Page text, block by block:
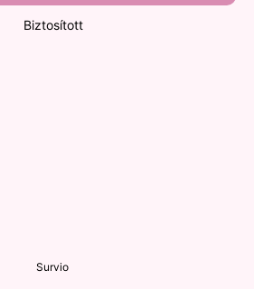
Biztosított
Survio